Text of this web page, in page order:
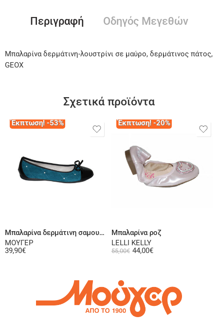
Περιγραφή Οδηγός Μεγεθών
Μπαλαρίνα δερμάτινη-λουστρίνι σε μαύρο, δερμάτινος πάτος,
GEOX
Σχετικά προϊόντα
Έκπτωση! -53%
Μπαλαρίνα δερμάτινη σαμουά πετρόλ
ΜΟΥΓΕΡ
39,90€
Έκπτωση! -20%
Μπαλαρίνα ροζ
LELLI KELLY
55,00€ 44,00€